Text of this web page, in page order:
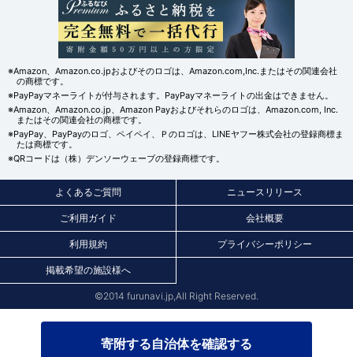
寄附する自治体を確認する
※Amazon、Amazon.co.jpおよびそのロゴは、Amazon.com,Inc.またはその関連会社
の商標です。
※PayPayマネーライトが付与されます。PayPayマネーライトの出金はできません。
※Amazon、Amazon.co.jp、Amazon Payおよびそれらのロゴは、Amazon.com, Inc.
またはその関連会社の商標です。
※PayPay、PayPayのロゴ、ペイペイ、Ｐのロゴは、LINEヤフー株式会社の登録商標ま
たは商標です。
※QRコードは（株）デンソーウェーブの登録商標です。
よくあるご質問 ニュースリリース
ご利用ガイド 会社概要
利用規約 プライバシーポリシー
掲載希望の施設様へ
©2014 furunavi.jp,All Right Reserved.